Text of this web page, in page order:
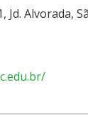
Jd. Alvorada,